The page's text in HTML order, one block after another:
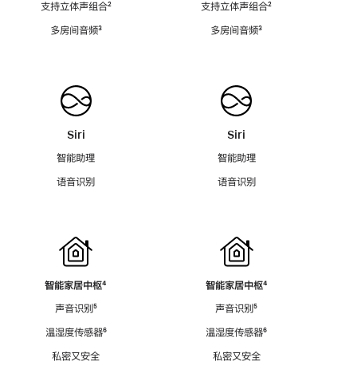
支持立体声组合脚
²
多房间音频脚
³
Siri
智能助理
语音识别
智能家居中枢脚
⁴
声音识别脚
⁵
温湿度传感器脚
⁶
私密又安全
支持立体声组合脚
²
多房间音频脚
³
Siri
智能助理
语音识别
智能家居中枢脚
⁴
声音识别脚
⁵
温湿度传感器脚
⁶
私密又安全